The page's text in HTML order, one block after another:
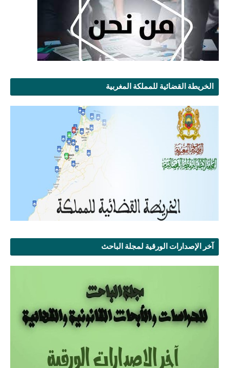
الخريطة القضائية للمملكة المغربية
آخر الإصدارات الورقية لمجلة الباحث